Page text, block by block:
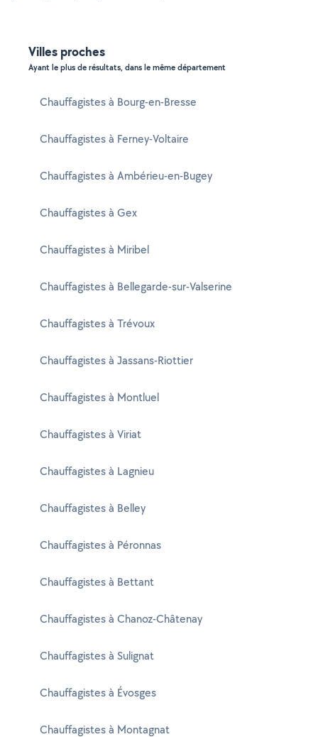
Villes proches
Ayant le plus de résultats, dans le même département
Chauffagistes à Bourg-en-Bresse
Chauffagistes à Ferney-Voltaire
Chauffagistes à Ambérieu-en-Bugey
Chauffagistes à Gex
Chauffagistes à Miribel
Chauffagistes à Bellegarde-sur-Valserine
Chauffagistes à Trévoux
Chauffagistes à Jassans-Riottier
Chauffagistes à Montluel
Chauffagistes à Viriat
Chauffagistes à Lagnieu
Chauffagistes à Belley
Chauffagistes à Péronnas
Chauffagistes à Bettant
Chauffagistes à Chanoz-Châtenay
Chauffagistes à Sulignat
Chauffagistes à Évosges
Chauffagistes à Montagnat